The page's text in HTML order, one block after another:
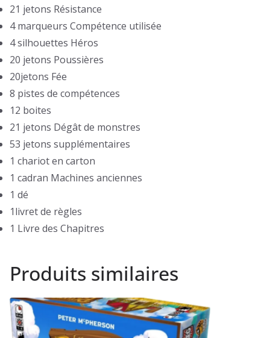
21 jetons Résistance
4 marqueurs Compétence utilisée
4 silhouettes Héros
20 jetons Poussières
20jetons Fée
8 pistes de compétences
12 boites
21 jetons Dégât de monstres
53 jetons supplémentaires
1 chariot en carton
1 cadran Machines anciennes
1 dé
1livret de règles
1 Livre des Chapitres
Produits similaires